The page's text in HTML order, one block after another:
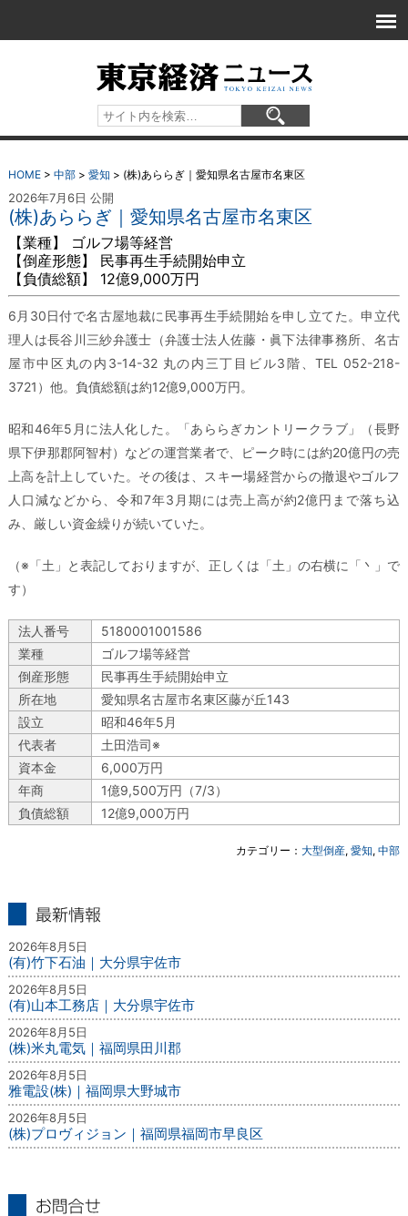
HOME> 中部> 愛知 > (株)あららぎ｜愛知県名古屋市名東区
2026年7月6日 公開
(株)あららぎ｜愛知県名古屋市名東区
【業種】 ゴルフ場等経営
【倒産形態】 民事再生手続開始申立
【負債総額】 12億9,000万円
6月30日付で名古屋地裁に民事再生手続開始を申し立てた。申立代
理人は長谷川三紗弁護士（弁護士法人佐藤・眞下法律事務所、名古
屋市中区丸の内3-14-32 丸の内三丁目ビル3階、TEL 052-218-
3721）他。負債総額は約12億9,000万円。
昭和46年5月に法人化した。「あららぎカントリークラブ」（長野
県下伊那郡阿智村）などの運営業者で、ピーク時には約20億円の売
上高を計上していた。その後は、スキー場経営からの撤退やゴルフ
人口減などから、令和7年3月期には売上高が約2億円まで落ち込
み、厳しい資金繰りが続いていた。
（※「土」と表記しておりますが、正しくは「土」の右横に「丶」で
す）
法人番号
5180001001586
業種
ゴルフ場等経営
倒産形態
民事再生手続開始申立
所在地
愛知県名古屋市名東区藤が丘143
設立
昭和46年5月
代表者
土田浩司※
資本金
6,000万円
年商
1億9,500万円（7/3）
負債総額
12億9,000万円
カテゴリー：大型倒産,愛知,中部
2026年8月5日
(有)竹下石油｜大分県宇佐市
2026年8月5日
(有)山本工務店｜大分県宇佐市
2026年8月5日
(株)米丸電気｜福岡県田川郡
2026年8月5日
雅電設(株)｜福岡県大野城市
2026年8月5日
(株)プロヴィジョン｜福岡県福岡市早良区